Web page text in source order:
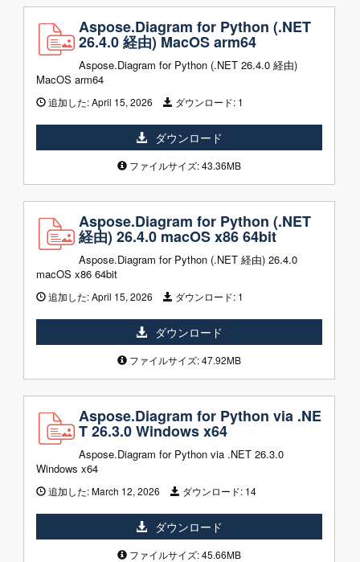
Aspose.Diagram for Python (.NET
26.4.0 経由) MacOS arm64
Aspose.Diagram for Python (.NET 26.4.0 経由)
MacOS arm64
追加した:April 15, 2026 ダウンロード: 1
ダウンロード
ファイルサイズ: 43.36MB
Aspose.Diagram for Python (.NET
経由) 26.4.0 macOS x86 64bit
Aspose.Diagram for Python (.NET 経由) 26.4.0
macOS x86 64bit
追加した:April 15, 2026 ダウンロード: 1
ダウンロード
ファイルサイズ: 47.92MB
Aspose.Diagram for Python via .NE
T 26.3.0 Windows x64
Aspose.Diagram for Python via .NET 26.3.0
Windows x64
追加した:March 12, 2026 ダウンロード: 14
ダウンロード
ファイルサイズ: 45.66MB